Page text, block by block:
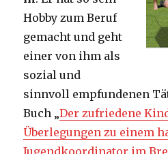
Hobby zum Beruf
gemacht und geht
einer von ihm als
sozial und
sinnvoll empfundenen
Buch „Der zufriedene
Überlegungen zu einem
Jugendkoordinator im